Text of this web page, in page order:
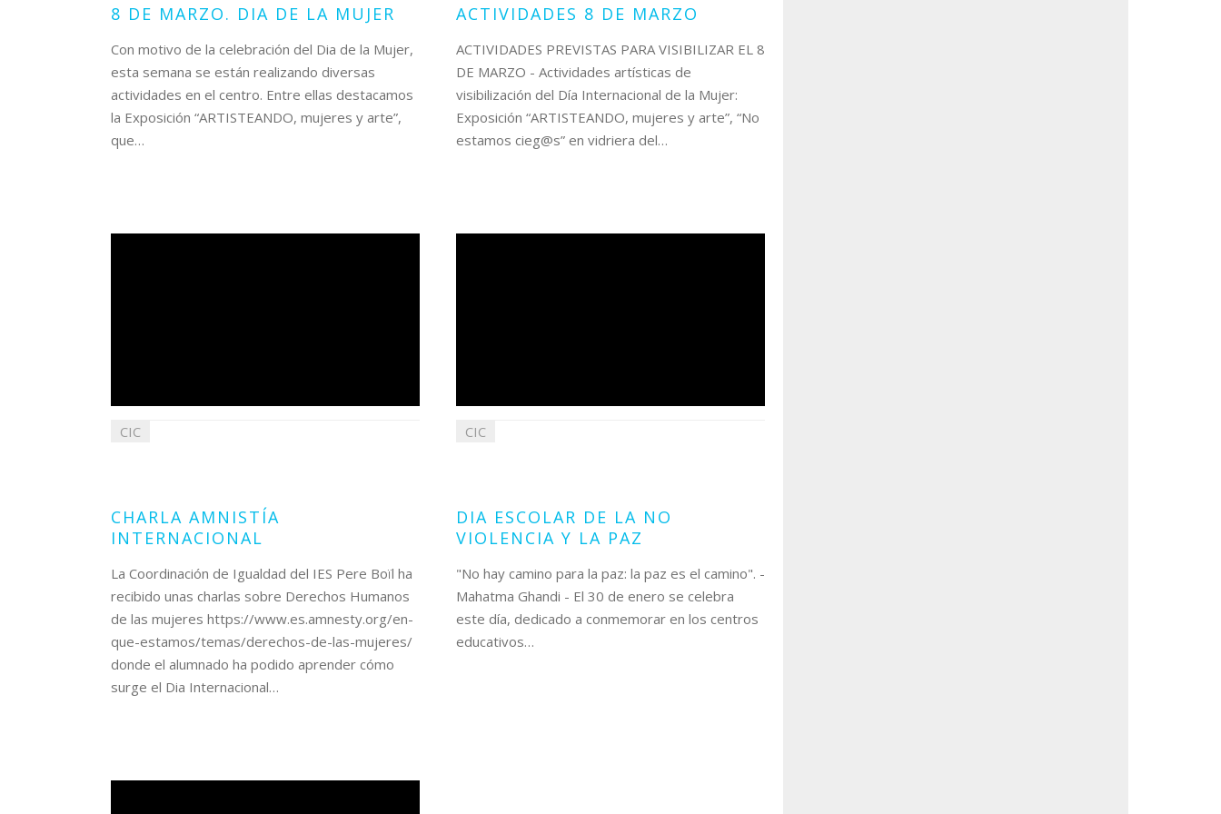
8 DE MARZO. DIA DE LA MUJER
Con motivo de la celebración del Dia de la Mujer,
esta semana se están realizando diversas
actividades en el centro. Entre ellas destacamos
la Exposición “ARTISTEANDO, mujeres y arte”,
que…
ACTIVIDADES 8 DE MARZO
ACTIVIDADES PREVISTAS PARA VISIBILIZAR EL 8
DE MARZO - Actividades artísticas de
visibilización del Día Internacional de la Mujer:
Exposición “ARTISTEANDO, mujeres y arte”, “No
estamos cieg@s” en vidriera del…
CIC
CHARLA AMNISTÍA
INTERNACIONAL
La Coordinación de Igualdad del IES Pere Boïl ha
recibido unas charlas sobre Derechos Humanos
de las mujeres https://www.es.amnesty.org/en-
que-estamos/temas/derechos-de-las-mujeres/
donde el alumnado ha podido aprender cómo
surge el Dia Internacional…
CIC
DIA ESCOLAR DE LA NO
VIOLENCIA Y LA PAZ
"No hay camino para la paz: la paz es el camino". -
Mahatma Ghandi - El 30 de enero se celebra
este día, dedicado a conmemorar en los centros
educativos…